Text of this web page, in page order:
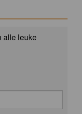
alle leuke